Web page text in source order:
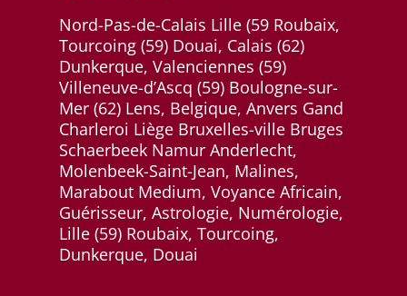
Nord-Pas-de-Calais Lille (59 Roubaix,
Tourcoing (59) Douai, Calais (62)
Dunkerque, Valenciennes (59)
Villeneuve-d’Ascq (59) Boulogne-sur-
Mer (62) Lens, Belgique, Anvers Gand
Charleroi Liège Bruxelles-ville Bruges
Schaerbeek Namur Anderlecht,
Molenbeek-Saint-Jean, Malines,
Marabout Medium, Voyance Africain,
Guérisseur, Astrologie, Numérologie,
Lille (59) Roubaix, Tourcoing,
Dunkerque, Douai